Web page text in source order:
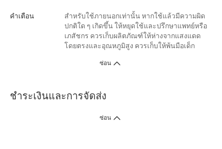
คำเตือน
สำหรับใช้ภายนอกเท่านั้น หากใช้แล้วมีความผิด
ปกติใด ๆ เกิดขึ้น ให้หยุดใช้และปรึกษาแพทย์หรือ
เภสัชกร ควรเก็บผลิตภัณฑ์ให้ห่างจากแสงแดด
โดยตรงและอุณหภูมิสูง ควรเก็บให้พ้นมือเด็ก
ซ่อน
ชำระเงินและการจัดส่ง
ซ่อน